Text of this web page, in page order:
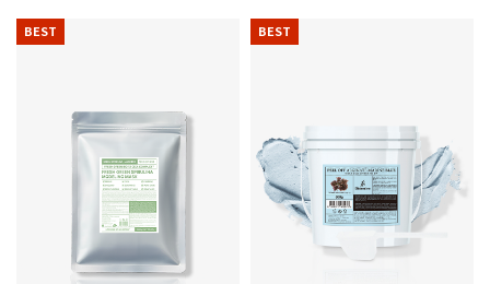
BEST BEST